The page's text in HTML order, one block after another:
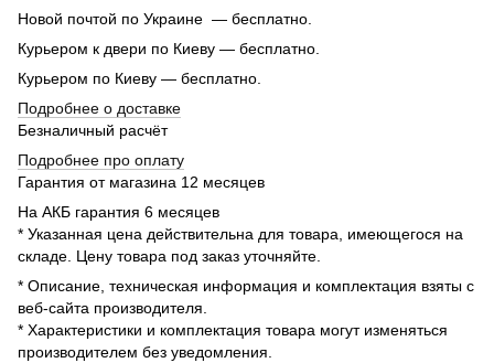
Новой почтой по Украине — бесплатно.
Курьером к двери по Киеву — бесплатно.
Курьером по Киеву — бесплатно.
Подробнее о доставке
Безналичный расчёт
Подробнее про оплату
Гарантия от магазина 12 месяцев
На АКБ гарантия 6 месяцев
* Указанная цена действительна для товара, имеющегося на
складе. Цену товара под заказ уточняйте.
* Описание, техническая информация и комплектация взяты с
веб-сайта производителя.
* Характеристики и комплектация товара могут изменяться
производителем без уведомления.